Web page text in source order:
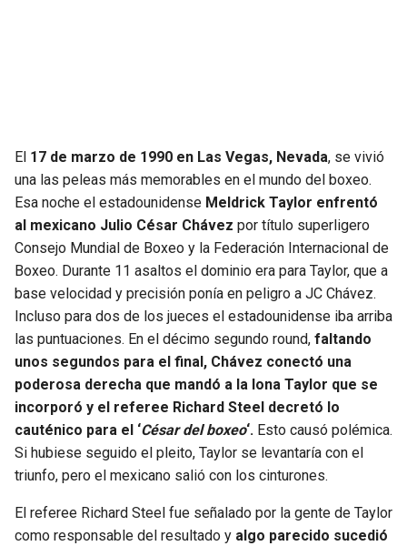
CARDINALS
RAMS
49ERS
SEAHAWKS
BEARS
LIONS
VIKINGS
MAVERICKS
ROCKETS
GRIZZLIES
PELICANS
SPURS
NUGGETS
TIMBERWOLVES
THUNDER
El 17 de marzo de 1990 en Las Vegas, Nevada, se vivió
una las peleas más memorables en el mundo del boxeo.
Esa noche el estadounidense Meldrick Taylor enfrentó
al mexicano Julio César Chávez por título superligero
Consejo Mundial de Boxeo y la Federación Internacional de
Boxeo. Durante 11 asaltos el dominio era para Taylor, que a
base velocidad y precisión ponía en peligro a JC Chávez.
Incluso para dos de los jueces el estadounidense iba arriba
las puntuaciones. En el décimo segundo round, faltando
unos segundos para el final, Chávez conectó una
poderosa derecha que mandó a la lona Taylor que se
incorporó y el referee Richard Steel decretó lo
cauténico para el ‘César del boxeo‘. Esto causó polémica.
Si hubiese seguido el pleito, Taylor se levantaría con el
triunfo, pero el mexicano salió con los cinturones.
El referee Richard Steel fue señalado por la gente de Taylor
como responsable del resultado y algo parecido sucedió